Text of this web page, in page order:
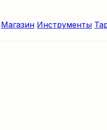
Магазин Инструменты